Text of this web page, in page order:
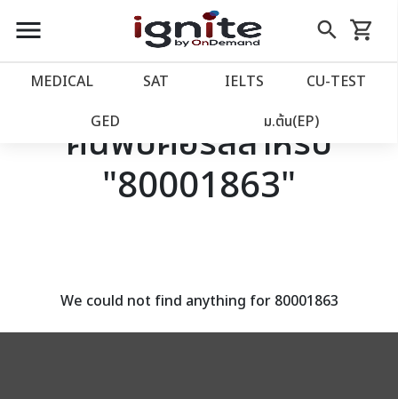
close
account_balance หน้าแรก
เว็บไซต์อิกไนท์
โปรโมชั่น
assignment ลงทะเบียน
menu search
Skip
to
shopping_cart
รถเข็น
MEDICAL SAT IELTS CU‑TEST
GED ม.ต้น(EP)
ค้นพบคอร์สสำหรับ
"80001863"
We could not find anything for 80001863